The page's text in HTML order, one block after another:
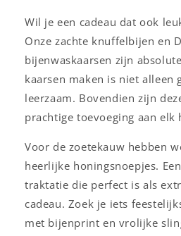
Wil je een cadeau dat ook
Onze zachte knuffelbijen en
bijenwaskaarsen zijn
kaarsen maken is niet alleen
leerzaam. Bovendien zijn
prachtige toevoeging aan elk
Voor de zoetekauw hebben
heerlijke honingsnoepjes.
traktatie die perfect is als
cadeau. Zoek je iets
met bijenprint en vrolijke